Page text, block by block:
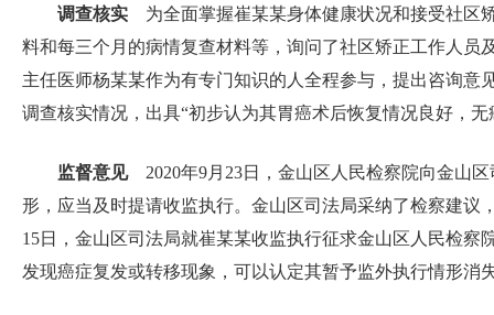
调查核实 为全面掌握崔某某身体健康状况和接受社区
料和每三个月的病情复查材料等，询问了社区矫正工作人
主任医师杨某某作为有专门知识的人全程参与，提出咨询
调查核实情况，出具“初步认为其胃癌术后恢复情况良好，
监督意见2020年9月23日，金山区人民检察院向金山区
形，应当及时提请收监执行。金山区司法局采纳了检察建议
15日，金山区司法局就崔某某收监执行征求金山区人民检
发现癌症复发或转移现象，可以认定其暂予监外执行情形